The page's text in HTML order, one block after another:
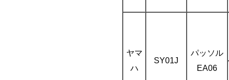
ヤマ
ハ
SY01J
パッソル
EA06